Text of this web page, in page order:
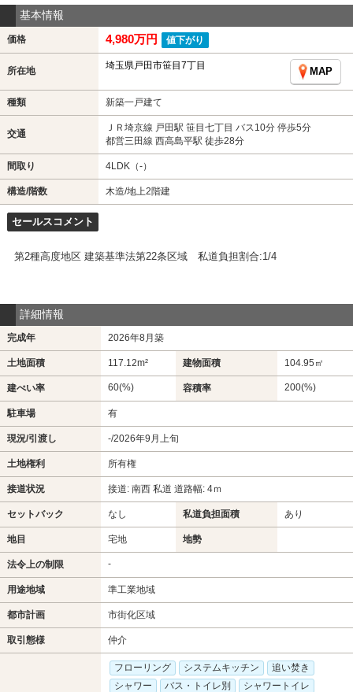
基本情報
価格 4,980万円 値下がり
所在地 埼玉県戸田市笹目7丁目
MAP
種類 新築一戸建て
交通
ＪＲ埼京線 戸田駅 笹目七丁目 バス10分 停歩5分
都営三田線 西高島平駅 徒歩28分
間取り 4LDK（-）
構造/階数 木造/地上2階建
セールスコメント
第2種高度地区 建築基準法第22条区域 私道負担割合:1/4
詳細情報
完成年 2026年8月築
土地面積 117.12m² 建物面積 104.95㎡
建ぺい率 60(%) 容積率 200(%)
駐車場 有
現況/引渡し -/2026年9月上旬
土地権利 所有権
接道状況 接道: 南西 私道 道路幅: 4ｍ
セットバック なし 私道負担面積 あり
地目 宅地 地勢
法令上の制限 -
用途地域 準工業地域
都市計画 市街化区域
取引態様 仲介
フローリング システムキッチン
追い焚き
シャワー
バス・トイレ別
シャワートイレ